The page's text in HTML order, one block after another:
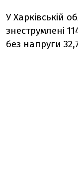
У Харківській
знеструмлені
без напруги